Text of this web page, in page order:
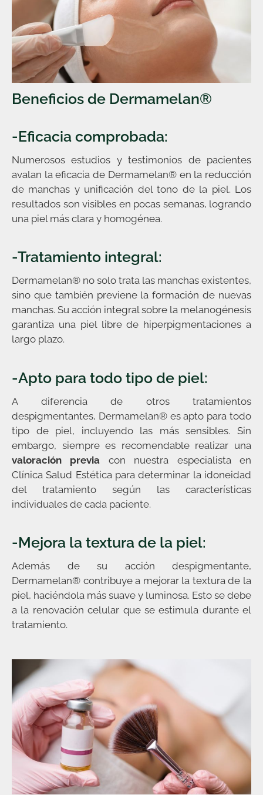
Beneficios de Dermamelan®
-Eficacia comprobada:
Numerosos estudios y testimonios de pacientes
avalan la eficacia de Dermamelan® en la reducción
de manchas y unificación del tono de la piel. Los
resultados son visibles en pocas semanas, logrando
una piel más clara y homogénea.
-Tratamiento integral:
Dermamelan® no solo trata las manchas existentes,
sino que también previene la formación de nuevas
manchas. Su acción integral sobre la melanogénesis
garantiza una piel libre de hiperpigmentaciones a
largo plazo.
-Apto para todo tipo de piel:
A diferencia de otros tratamientos
despigmentantes, Dermamelan® es apto para todo
tipo de piel, incluyendo las más sensibles. Sin
embargo, siempre es recomendable realizar una
valoración previa con nuestra especialista en
Clínica Salud Estética para determinar la idoneidad
del tratamiento según las características
individuales de cada paciente.
-Mejora la textura de la piel:
Además de su acción despigmentante,
Dermamelan® contribuye a mejorar la textura de la
piel, haciéndola más suave y luminosa. Esto se debe
a la renovación celular que se estimula durante el
tratamiento.